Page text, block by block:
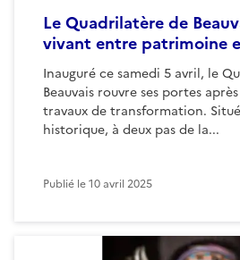
Le Quadrilatère de
vivant entre patrimoine
Inauguré ce samedi 5 avril, le
Beauvais rouvre ses portes
travaux de transformation.
historique, à deux pas de la...
Publié le10 avril 2025